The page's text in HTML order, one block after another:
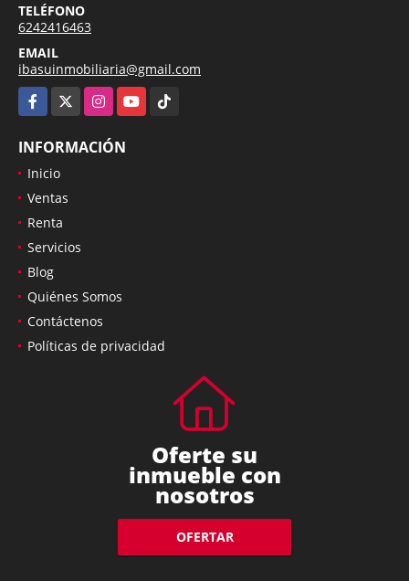
TELÉFONO
6242416463
EMAIL
ibasuinmobiliaria@gmail.com
Facebook
InstagramYouTubeTikTok
INFORMACIÓN
Inicio
Ventas
Renta
Servicios
Blog
Quiénes Somos
Contáctenos
Políticas de privacidad
Oferte su
inmueble con
nosotros
OFERTAR